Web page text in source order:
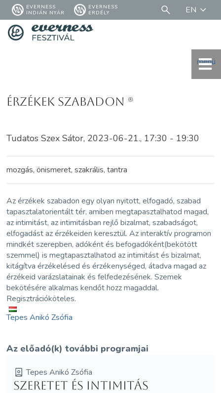
EVERNESS
INDIÁN NYÁR
EVERNESS
ERDÉLY
EN
menü
Érzékek szabadon (R)
Tudatos Szex Sátor, 2023-06-21., 17:30 - 19:30
mozgás, önismeret, szakrális, tantra
Az érzékek szabadon egy olyan nyitott, elfogadó, szabad
tapasztalatorientált tér, amiben megtapasztalhatod magad,
az intimitást, az intimitásban rejlő bizalmat, szabadságot,
elfogadást az érzékeiden keresztül. Az interaktív programon
mindkét szerepben, adóként és befogadóként(bekötött
szemmel) is megtapasztalhatod az intimitást és bizalmat,
kitágítva érzékelésed és érzékenységed, átadva magad az
érzékeid varázslatainak és felfedezésének. Szemek
bekötésére alkalmas kendőt hozz magaddal.
Regisztrációköteles.
Tepes Anikó Zsófia
Az előadó(k) további programjai
Tepes Anikó Zsófia
Szeretet és intimitás